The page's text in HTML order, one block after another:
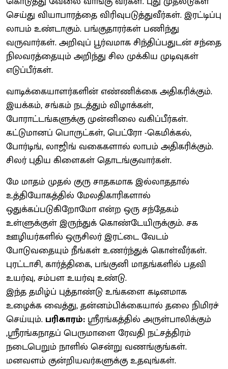
செய்து வியாபாரத்தை விரிவுபடுத்துவீர்கள். இரட்டிப்பு
லாபம் உண்டாகும். பங்குதாரர்கள் பணிந்து
வருவார்கள். அறிவுப் பூர்வமாக சிந்திப்பதுடன் சந்தை
நிலவரத்தையும் அறிந்து சில முக்கிய முடிவுகள்
எடுப்பீர்கள்.
வாடிக்கையாளர்களின் எண்ணிக்கை அதிகரிக்கும்.
இயக்கம், சங்கம் நடத்தும் விழாக்கள்,
போராட்டங்களுக்கு முன்னிலை வகிப்பீர்கள்.
கட்டுமானப் பொருட்கள், பெட்ரோ -கெமிக்கல்,
போர்டிங், லாஜிங் வகைகளால் லாபம் அதிகரிக்கும்.
சிலர் புதிய கிளைகள் தொடங்குவார்கள்.
மே மாதம் முதல் குரு சாதகமாக இல்லாததால்
உத்தியோகத்தில் மேலதிகாரிகளால்
ஒதுக்கப்படுகிறோமோ என்ற ஒரு சந்தேகம்
உள்ளுக்குள் இருந்துக் கொண்டேயிருக்கும். சக
ஊழியர்களில் ஒருசிலர் இரட்டை வேடம்
போடுவதையும் நீங்கள் உணர்ந்துக் கொள்வீர்கள்.
புரட்டாசி, கார்த்திகை, பங்குனி மாதங்களில் பதவி
உயர்வு, சம்பள உயர்வு உண்டு.
இந்த தமிழ்ப் புத்தாண்டு உங்களை கடினமாக
உழைக்க வைத்து, தன்னம்பிக்கையால் தலை நிமிரச்
செய்யும். பரிகாரம்: ஸ்ரீரங்கத்தில் அருள்பாலிக்கும்
,ஸ்ரீரங்கநாதப் பெருமாளை ரேவதி நட்சத்திரம்
நடைபெறும் நாளில் சென்று வணங்குங்கள்.
மனவளம் குன்றியவர்களுக்கு உதவுங்கள்.